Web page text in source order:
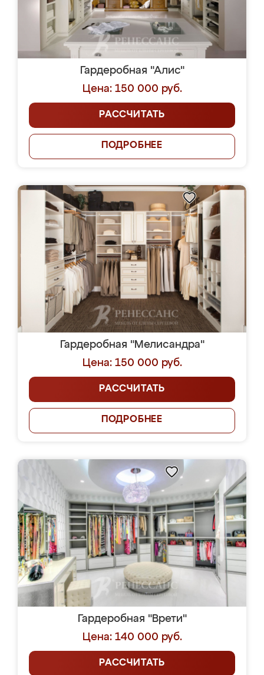
Гардеробная "Алис"
Цена: 150 000 руб.
РАССЧИТАТЬ
ПОДРОБНЕЕ
Гардеробная "Мелисандра"
Цена: 150 000 руб.
РАССЧИТАТЬ
ПОДРОБНЕЕ
Гардеробная "Врети"
Цена: 140 000 руб.
РАССЧИТАТЬ